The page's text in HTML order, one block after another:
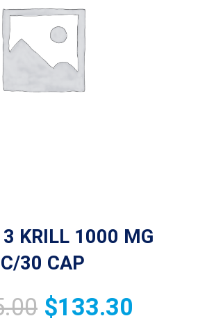
3 KRILL 1000 MG
C/30 CAP
$133.30